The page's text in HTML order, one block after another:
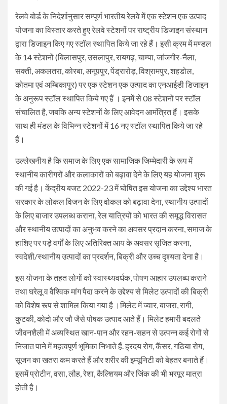
रेलवे बोर्ड के निदेर्शानुसार सम्पूर्ण भारतीय रेलवे में एक स्टेशन एक उत्पाद
योजना का विस्तार करते हुए रेलवे स्टेशनों पर राष्ट्रीय डिजाइन संस्थान
द्वारा डिजाइन किए गए स्टॉल स्थापित किये जा रहे हैं। इसी क्रम में मण्डल
के 14 स्टेशनों (बिलासपुर, उसलापुर, रायगढ़, चाम्पा, जांजगीर-नैला,
सक्ती, अकलतरा, कोरबा, अनूपपुर, पेंड्रारोड़, विश्रामपुर, शहडोल,
कोतमा एवं अम्बिकापुर) पर एक स्टेशन एक उत्पाद का एनआईडी डिजाइन
के अनुरूप स्टॉल स्थापित किये गए हैं । इनमें से 08 स्टेशनों पर स्टॉल
संचालित है, जबकि अन्य स्टेशनों के लिए आवेदन आमंत्रित हैं। इसके
साथ ही मंडल के विभिन्न स्टेशनों में 16 नए स्टॉल स्थापित किये जा रहे
हैं।
उल्लेखनीय है कि समाज के लिए एक सामाजिक जिम्मेदारी के रूप में
स्थानीय कारीगरों और कलाकारों को बढ़ावा देने के लिए यह योजना शुरू
की गई है। केंद्रीय बजट 2022-23 में घोषित इस योजना का उद्देश्य भारत
सरकार के लोकल विजन के लिए वोकल को बढ़ावा देना, स्थानीय उत्पादों
के लिए बाजार उपलब्ध कराना, रेल यात्रियों को भारत की समृद्ध विरासत
और स्थानीय उत्पादों का अनुभव करने का अवसर प्रदान करना, समाज के
हाशिए पर पड़े वर्गों के लिए अतिरिक्त आय के अवसर सृजित करना,
स्वदेशी/स्थानीय उत्पादों का प्रदर्शन, बिक्री और उच्च दृश्यता देना है।
इस योजना के तहत लोगों को स्वास्थ्यवर्धक, पोषण आहार उपलब्ध कराने
तथा घरेलू व वैश्विक मांग पैदा करने के उद्देश्य से मिलेट उत्पादों की बिक्री
को विशेष रूप से शामिल किया गया है ।मिलेट में ज्वार, बाजरा, रागी,
कुटकी, कोदो और जौ जैसे पोषक उत्पाद आते हैं। मिलेट हमारी बदलते
जीवनशैली में अव्यस्थित खान-पान और रहन-सहन से उत्पन्न कई रोगों से
निजात पाने में महत्वपूर्ण भूमिका निभाते हैं. ह्रदय रोग, कैंसर, गठिया रोग,
सूजन का खतरा कम करते हैं और शरीर की इम्यूनिटी को बेहतर बनाते हैं।
इसमें प्रोटीन, वसा, लौह, रेशा, कैल्शियम और जिंक की भी भरपूर मात्रा
होती है।